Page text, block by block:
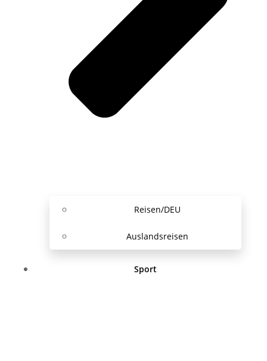
Reisen/DEU
Auslandsreisen
Sport